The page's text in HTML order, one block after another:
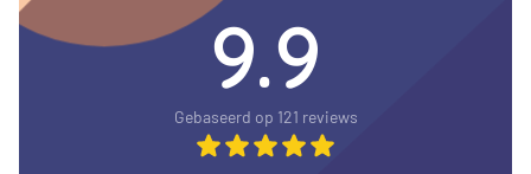
9.9
Gebaseerd op 121 reviews